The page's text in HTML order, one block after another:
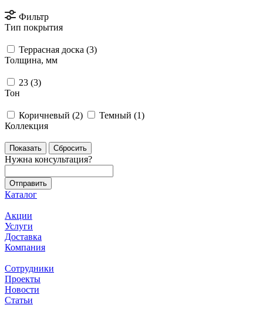
Фильтр
Тип покрытия
Террасная доска (3)
Толщина, мм
23 (3)
Тон
Коричневый (2) Темный (1)
Коллекция
Сбросить
Нужна консультация?
Каталог
Акции
Услуги
Доставка
Компания
Сотрудники
Проекты
Новости
Статьи